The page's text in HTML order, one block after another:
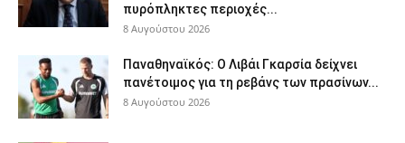
πυρόπληκτες περιοχές...
8 Αυγούστου 2026
Παναθηναϊκός: Ο Λιβάι Γκαρσία δείχνει
πανέτοιμος για τη ρεβάνς των πρασίνων...
8 Αυγούστου 2026